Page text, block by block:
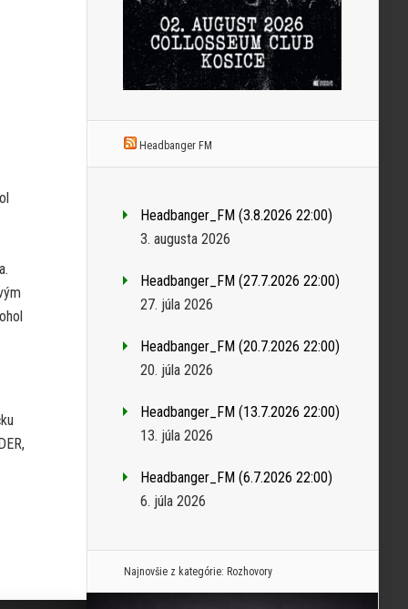
Headbanger FM
Headbanger_FM (3.8.2026 22:00)
3. augusta 2026
Headbanger_FM (27.7.2026 22:00)
27. júla 2026
Headbanger_FM (20.7.2026 22:00)
20. júla 2026
Headbanger_FM (13.7.2026 22:00)
13. júla 2026
Headbanger_FM (6.7.2026 22:00)
6. júla 2026
Najnovšie z kategórie: Rozhovory